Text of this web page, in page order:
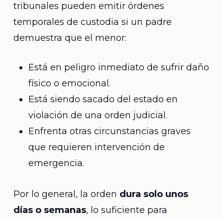
tribunales pueden emitir órdenes
temporales de custodia si un padre
demuestra que el menor:
Está en peligro inmediato de sufrir daño
físico o emocional.
Está siendo sacado del estado en
violación de una orden judicial.
Enfrenta otras circunstancias graves
que requieren intervención de
emergencia.
Por lo general, la orden dura solo unos
días o semanas, lo suficiente para